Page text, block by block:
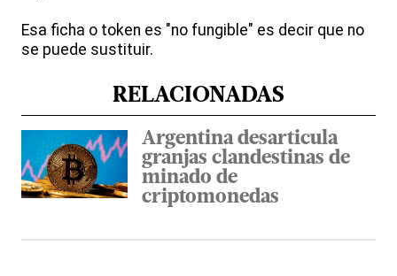
Esa ficha o token es "no fungible" es decir que no
se puede sustituir.
RELACIONADAS
Argentina desarticula
granjas clandestinas de
minado de
criptomonedas